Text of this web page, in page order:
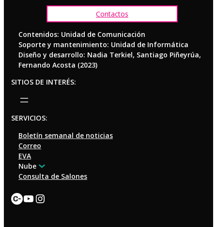
Contactos
Contenidos: Unidad de Comunicación
Soporte y mantenimiento: Unidad de Informática
Diseño y desarrollo: Nadia Terkiel, Santiago Piñeyrúa,
Fernando Acosta (2023)
SITIOS DE INTERÉS:
SERVICIOS:
Boletín semanal de noticias
Correo
EVA
Nube
Consulta de Salones
Enlace
YouTube
Instagram